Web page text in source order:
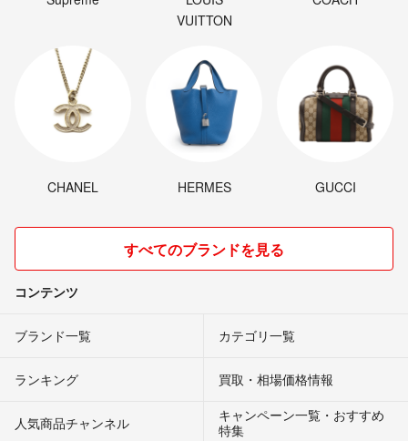
VUITTON
CHANEL HERMES GUCCI
すべてのブランドを見る
コンテンツ
ブランド一覧 カテゴリ一覧
ランキング 買取・相場価格情報
人気商品チャンネル
キャンペーン一覧・おすすめ
特集